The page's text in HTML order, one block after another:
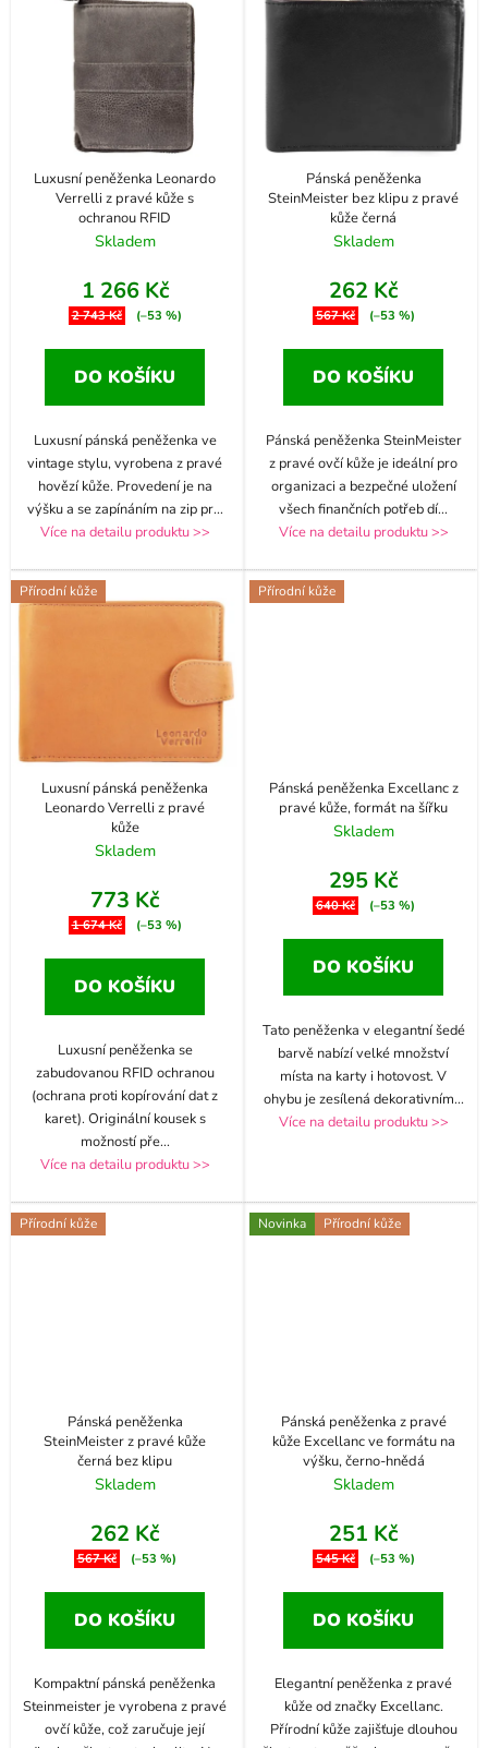
Luxusní peněženka Leonardo
Verrelli z pravé kůže s
ochranou RFID
Skladem
1 266 Kč
2 743 Kč (–53 %)
DO KOŠÍKU
Luxusní pánská peněženka ve
vintage stylu, vyrobena z pravé
hovězí kůže. Provedení je na
výšku a se zapínáním na zip pr...
Více na detailu produktu >>
Pánská peněženka
SteinMeister bez klipu z pravé
kůže černá
Skladem
262 Kč
567 Kč (–53 %)
DO KOŠÍKU
Pánská peněženka SteinMeister
z pravé ovčí kůže je ideální pro
organizaci a bezpečné uložení
všech finančních potřeb dí...
Více na detailu produktu >>
Přírodní kůže
Luxusní pánská peněženka
Leonardo Verrelli z pravé
kůže
Skladem
773 Kč
1 674 Kč (–53 %)
DO KOŠÍKU
Luxusní peněženka se
zabudovanou RFID ochranou
(ochrana proti kopírování dat z
karet). Originální kousek s
možností pře...
Více na detailu produktu >>
Přírodní kůže
Pánská peněženka Excellanc z
pravé kůže, formát na šířku
Skladem
295 Kč
640 Kč (–53 %)
DO KOŠÍKU
Tato peněženka v elegantní šedé
barvě nabízí velké množství
místa na karty i hotovost. V
ohybu je zesílená dekorativním...
Více na detailu produktu >>
Přírodní kůže
Pánská peněženka
SteinMeister z pravé kůže
černá bez klipu
Skladem
262 Kč
567 Kč (–53 %)
DO KOŠÍKU
Kompaktní pánská peněženka
Steinmeister je vyrobena z pravé
ovčí kůže, což zaručuje její
Novinka Přírodní kůže
Pánská peněženka z pravé
kůže Excellanc ve formátu na
výšku, černo-hnědá
Skladem
251 Kč
545 Kč (–53 %)
DO KOŠÍKU
Elegantní peněženka z pravé
kůže od značky Excellanc.
Přírodní kůže zajišťuje dlouhou